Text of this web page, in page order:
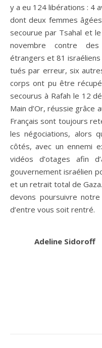
y a eu 124 libérations : 4
dont deux femmes
secourue par Tsahal et
novembre contre
étrangers et 81
tués par erreur, six
corps ont pu être
secourus à Rafah le 12
Main d’Or, réussie grâce
Français sont toujours
les négociations, alors
côtés, avec un ennemi
vidéos d’otages afin
gouvernement israélien
et un retrait total de
devons poursuivre
d’entre vous soit rentré.
Adeline Sidoroff